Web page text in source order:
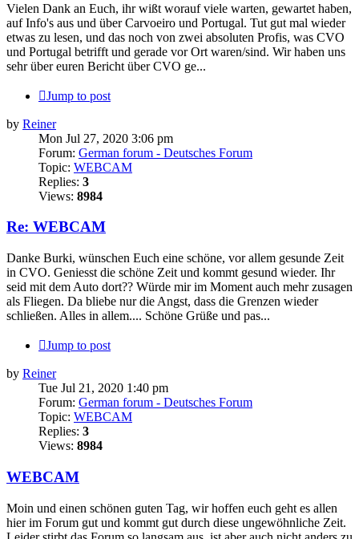
Vielen Dank an Euch, ihr wißt worauf viele warten, gewartet haben,
auf Info's aus und über Carvoeiro und Portugal. Tut gut mal wieder
etwas zu lesen, und das noch von zwei absoluten Profis, was CVO
und Portugal betrifft und gerade vor Ort waren/sind. Wir haben uns
sehr über euren Bericht über CVO ge...
Jump to post
by Reiner
Mon Jul 27, 2020 3:06 pm
Forum: German forum - Deutsches Forum
Topic: WEBCAM
Replies: 3
Views: 8984
Re: WEBCAM
Danke Burki, wünschen Euch eine schöne, vor allem gesunde Zeit
in CVO. Geniesst die schöne Zeit und kommt gesund wieder. Ihr
seid mit dem Auto dort?? Würde mir im Moment auch mehr zusagen
als Fliegen. Da bliebe nur die Angst, dass die Grenzen wieder
schließen. Alles in allem.... Schöne Grüße und pas...
Jump to post
by Reiner
Tue Jul 21, 2020 1:40 pm
Forum: German forum - Deutsches Forum
Topic: WEBCAM
Replies: 3
Views: 8984
WEBCAM
Moin und einen schönen guten Tag, wir hoffen euch geht es allen
hier im Forum gut und kommt gut durch diese ungewöhnliche Zeit.